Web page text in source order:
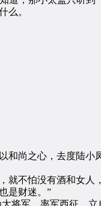
么。
尚之心，去度陆小
不怕没有酒和女人
是财迷。”
将军，率军西征，立